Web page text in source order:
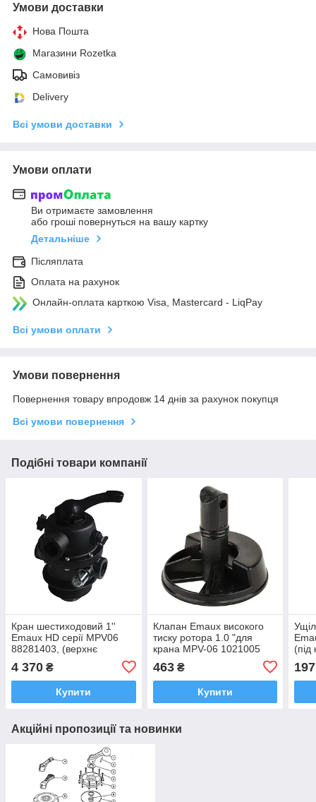
Умови доставки
Нова Пошта
Магазини Rozetka
Самовивіз
Delivery
Всі умови доставки
Умови оплати
Ви отримаєте замовлення
або гроші повернуться на вашу картку
Детальніше
Післяплата
Оплата на рахунок
Онлайн-оплата карткою Visa, Mastercard - LiqPay
Всі умови оплати
Умови повернення
Повернення товару впродовж 14 днів за рахунок покупця
Всі умови повернення
Подібні товари компанії
Кран шестиходовий 1''
Emaux HD серії MPV06
88281403, (верхнє
4 370 ₴
Купити
Клапан Emaux високого
тиску ротора 1.0 "для
крана MPV-06 1021005
463₴
Купити
(під
197
Акційні пропозиції та новинки